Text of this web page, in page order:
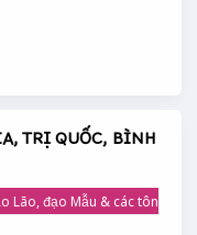
TRỊ QUỐC, BÌNH
Lão, đạo Mẫu & các tôn